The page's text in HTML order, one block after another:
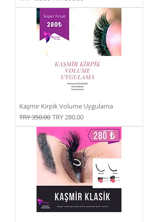
Kaşmir Kirpik Volume Uygulama
Normal Fiyat
TRY 350.00 İndirimli Fiyat
TRY 280.00